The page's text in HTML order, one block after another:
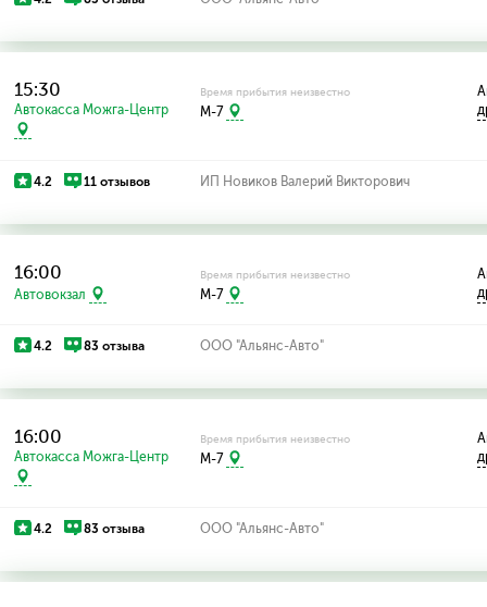
15:30
Автокасса Можга-Центр
Время прибытия неизвестно
M-7
4.2 11 отзывов ИП Новиков Валерий Викторович
16:00
Автовокзал
Время прибытия неизвестно
M-7
4.2 83 отзыва ООО "Альянс-Авто"
16:00
Автокасса Можга-Центр
Время прибытия неизвестно
M-7
4.2 83 отзыва ООО "Альянс-Авто"